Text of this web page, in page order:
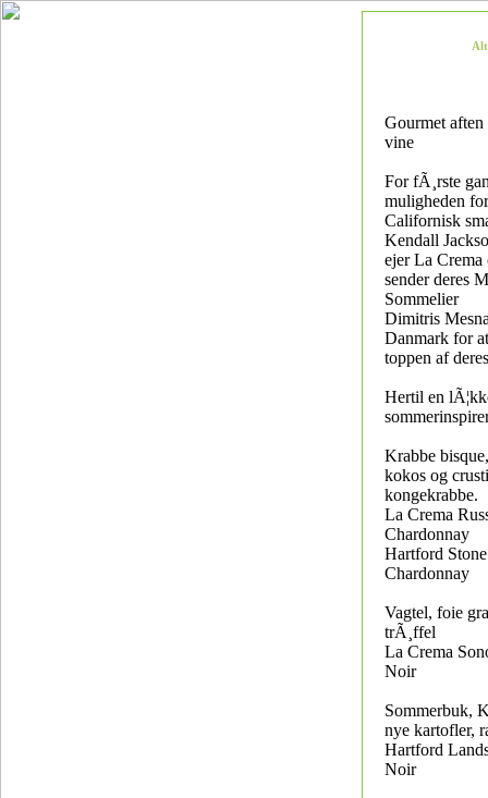
Gourmet
vine
For fÃ¸rste
muligheden
Californisk
Kendall
ejer La
sender deres
Sommelier
Dimitris
Danmark for
toppen af
Hertil en
Krabbe
kokos og
kongekrabbe.
La Crema
Chardonnay
Hartford
Chardonnay
Vagtel, foie
trÃ¸ffel
La Crema
Noir
Sommerbuk,
nye kartofler,
Hartford
Noir